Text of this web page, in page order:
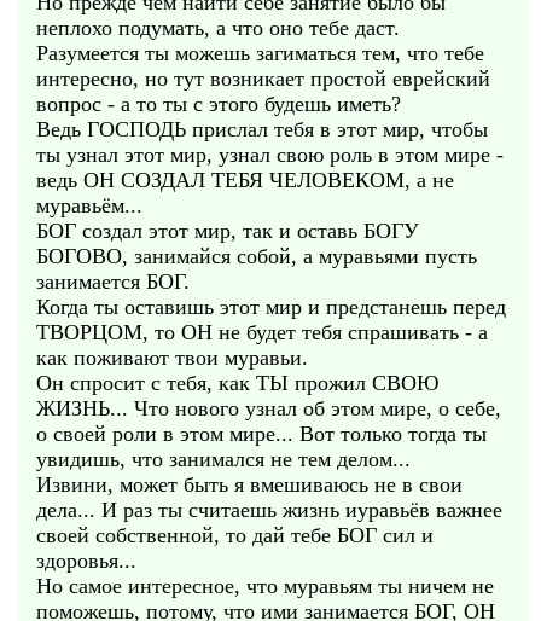
неплохо подумать, а что оно тебе даст.
Разумеется ты можешь загиматься тем, что тебе
интересно, но тут возникает простой еврейский
вопрос - а то ты с этого будешь иметь?
Ведь ГОСПОДЬ прислал тебя в этот мир, чтобы
ты узнал этот мир, узнал свою роль в этом мире -
ведь ОН СОЗДАЛ ТЕБЯ ЧЕЛОВЕКОМ, а не
муравьём...
БОГ создал этот мир, так и оставь БОГУ
БОГОВО, занимайся собой, а муравьями пусть
занимается БОГ.
Когда ты оставишь этот мир и предстанешь перед
ТВОРЦОМ, то ОН не будет тебя спрашивать - а
как поживают твои муравьи.
Он спросит с тебя, как ТЫ прожил СВОЮ
ЖИЗНЬ... Что нового узнал об этом мире, о себе,
о своей роли в этом мире... Вот только тогда ты
увидишь, что занимался не тем делом...
Извини, может быть я вмешиваюсь не в свои
дела... И раз ты считаешь жизнь иуравьёв важнее
своей собственной, то дай тебе БОГ сил и
здоровья...
Но самое интересное, что муравьям ты ничем не
поможешь, потому, что ими занимается БОГ, ОН